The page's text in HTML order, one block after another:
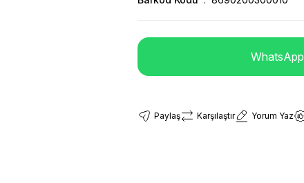
WhatsApp
Paylaş Karşılaştır Yorum Yaz